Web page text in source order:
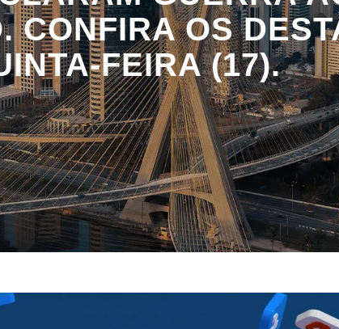
CONFIRA OS
FEIRA (17).
HOME
NOTÍCIAS
QUE COPIAM CONTEÚDO. CONFIRA OS